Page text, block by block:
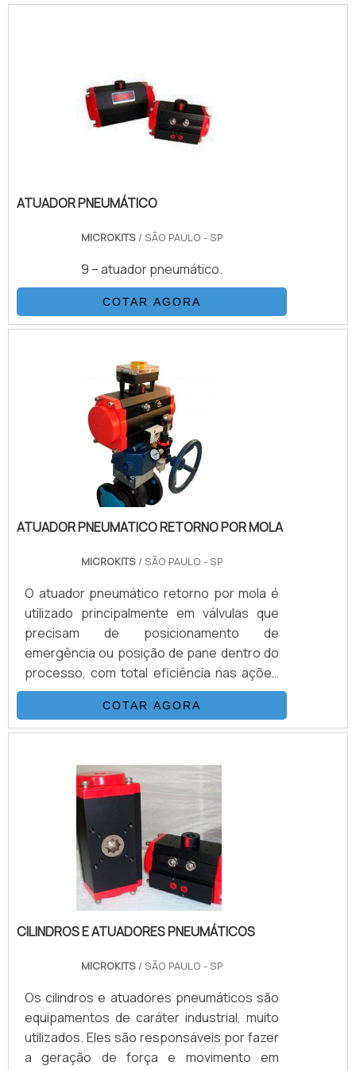
para o acoplamento, além da junção de
mesmo uma pequena válvula solenóide de
duas vias com fechamento p.
ATUADOR PNEUMÁTICO
MICROKITS/ SÃO PAULO - SP
9 – atuador pneumático.
COTAR AGORA
ATUADOR PNEUMATICO RETORNO POR MOLA
MICROKITS/ SÃO PAULO - SP
O atuador pneumático retorno por mola é
utilizado principalmente em válvulas que
precisam de posicionamento de
emergência ou posição de pane dentro do
processo, com total eficiência nas ações
de forma rápida e segura. Este modelo de
atuador possui molas embutidas em vãos
instalados no interior do equipamento. A
fechamento, sem a necessidade do ar
comprimido como em modelos
convencionais. INFORMAÇÕES
IMPORTANTESO modelo padrão de atuador
pneumático é fabri.
COTAR AGORA
CILINDROS E ATUADORES PNEUMÁTICOS
MICROKITS/ SÃO PAULO - SP
Os cilindros e atuadores pneumáticos são
equipamentos de caráter industrial, muito
utilizados. Eles são responsáveis por fazer
a geração de força e movimento em